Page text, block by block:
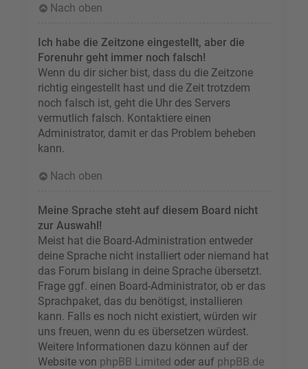
Nach oben
Ich habe die Zeitzone eingestellt, aber die
Forenuhr geht immer noch falsch!
Wenn du dir sicher bist, dass du die Zeitzone
richtig eingestellt hast und die Zeit trotzdem
noch falsch ist, geht die Uhr des Servers
vermutlich falsch. Kontaktiere einen
Administrator, damit er das Problem beheben
kann.
Nach oben
Meine Sprache steht auf diesem Board nicht
zur Auswahl!
Meist hat die Board-Administration entweder
deine Sprache nicht installiert oder niemand hat
das Forum bislang in deine Sprache übersetzt.
Frage ggf. einen Board-Administrator, ob er das
Sprachpaket, das du benötigst, installieren
kann. Falls es noch nicht existiert, würden wir
uns freuen, wenn du es übersetzen würdest.
Weitere Informationen dazu können auf der
Website von phpBB Limited oder auf phpBB.de